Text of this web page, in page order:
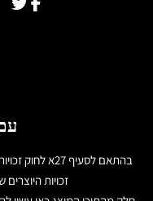
בהתאם לסעיף
זכויות היוצרים